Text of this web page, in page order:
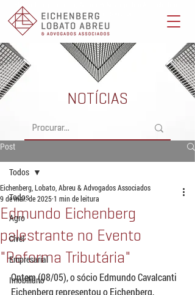
Eichenberg, Lobato, Abreu & Advogados Associados -
Advocacia Full Service
Post
Todos
Agro
Cível
Empresarial
Imobiliário
Todos
Edmundo Eichenberg
palestrante no Evento
"Reforma Tributária"
Eichenberg, Lobato, Abreu & Advogados Associados
9 de mai. de 20251 min de leitura
Ontem (08/05), o sócio Edmundo Cavalcanti
Eichenberg representou o Eichenberg,
NOTÍCIAS